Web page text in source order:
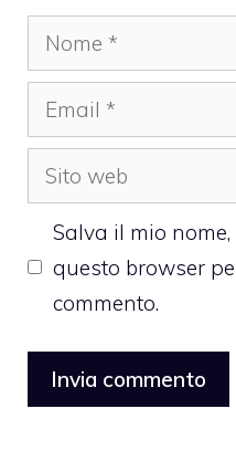
Nome
Email
Sito
web
Salva il mio
questo browser
commento.